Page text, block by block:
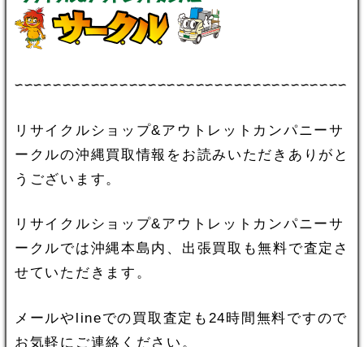
∽∽∽∽∽∽∽∽∽∽∽∽∽∽∽∽∽∽∽∽∽∽∽∽∽∽∽∽∽∽∽∽∽∽∽
リサイクルショップ&アウトレットカンパニーサ
ークルの沖縄買取情報をお読みいただきありがと
うございます。
リサイクルショップ&アウトレットカンパニーサ
ークルでは沖縄本島内、出張買取も無料で査定さ
せていただきます。
メールやlineでの買取査定も24時間無料ですので
お気軽にご連絡ください。